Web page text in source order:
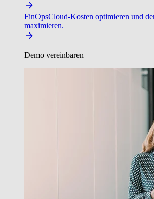
FinOpsCloud-Kosten optimieren und
maximieren.
Demo vereinbaren